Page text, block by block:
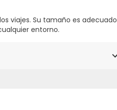
viajes. Su tamaño es adecuado
entorno.